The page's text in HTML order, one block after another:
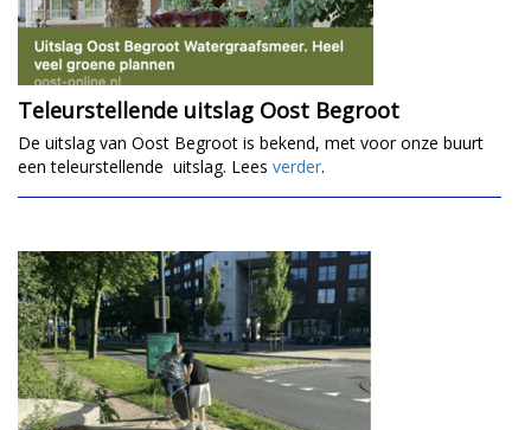
Teleurstellende uitslag Oost Begroot
De uitslag van Oost Begroot is bekend, met voor onze buurt
een teleurstellende uitslag. Lees verder.